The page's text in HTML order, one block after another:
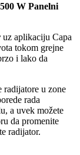
W Panelni
uz aplikaciju Capa
tokom grejne
i lako da
u zone
rada
a uvek možete
da promenite
radijator.